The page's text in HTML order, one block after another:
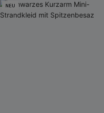
NEU